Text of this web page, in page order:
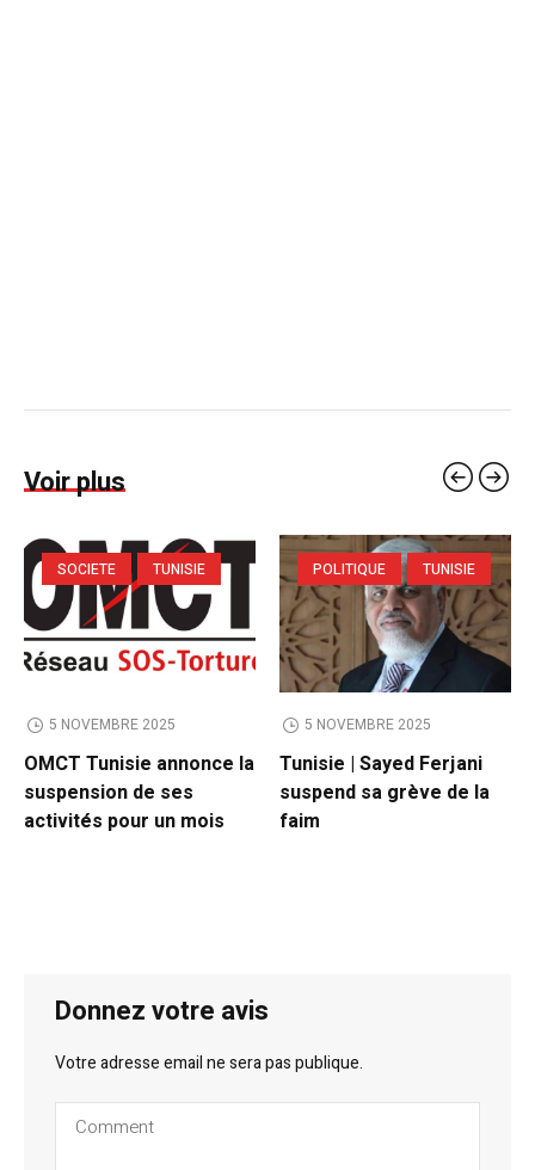
Voir plus
SOCIETE TUNISIE
5 NOVEMBRE 2025
OMCT Tunisie annonce la
suspension de ses
activités pour un mois
POLITIQUE TUNISIE
5 NOVEMBRE 2025
Tunisie | Sayed Ferjani
suspend sa grève de la
faim
Donnez votre avis
Votre adresse email ne sera pas publique.